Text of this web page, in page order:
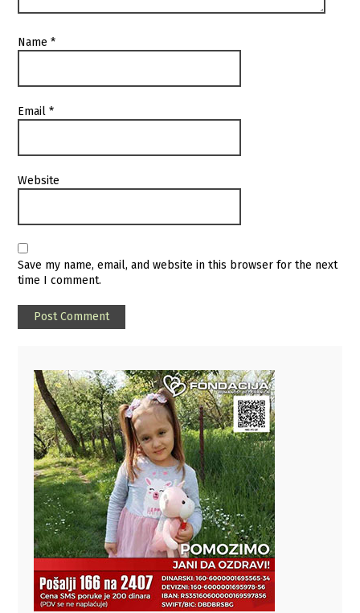
Name*
Email*
Website
Save my name, email, and website in this browser for the next
time I comment.